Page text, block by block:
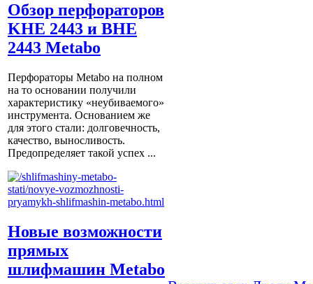
Обзор перфораторов
KHE 2443 и BHE
2443 Metabo
Перфораторы Metabo на полном
на то основании получили
характеристику «неубиваемого»
инструмента. Основанием же
для этого стали: долговечность,
качество, выносливость.
Предопределяет такой успех ...
Новые возможности
прямых
шлифмашин Metabo